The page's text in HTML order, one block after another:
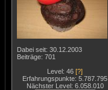
Dabei seit: 30.12.2003
Beiträge: 701
Level: 46 [?]
Erfahrungspunkte: 5.787.795
Nächster Level: 6.058.010